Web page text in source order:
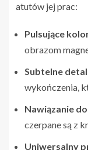
atutów jej prac:
Pulsujące
obrazom
Subtelne
wykończenia,
Nawiązanie
czerpane są z
Uniwersalny